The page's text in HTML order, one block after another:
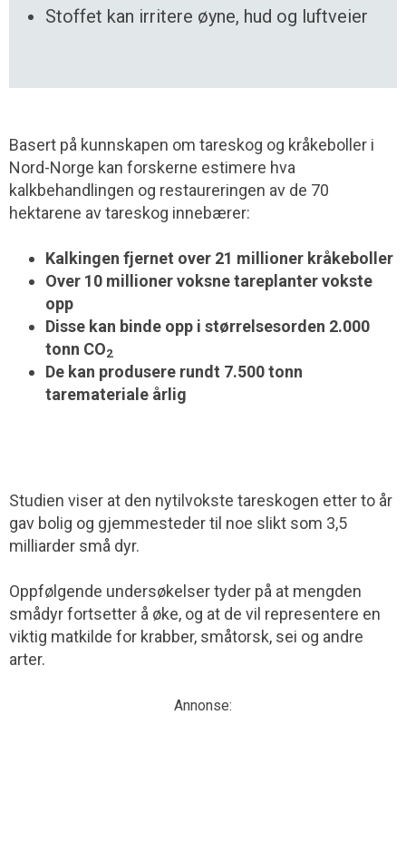
Stoffet kan irritere øyne, hud og luftveier
Basert på kunnskapen om tareskog og kråkeboller i
Nord-Norge kan forskerne estimere hva
kalkbehandlingen og restaureringen av de 70
hektarene av tareskog innebærer:
Kalkingen fjernet over 21 millioner kråkeboller
Over 10 millioner voksne tareplanter vokste
opp
Disse kan binde opp i størrelsesorden 2.000
tonn CO2
De kan produsere rundt 7.500 tonn
taremateriale årlig
Studien viser at den nytilvokste tareskogen etter to år
gav bolig og gjemmesteder til noe slikt som 3,5
milliarder små dyr.
Oppfølgende undersøkelser tyder på at mengden
smådyr fortsetter å øke, og at de vil representere en
viktig matkilde for krabber, småtorsk, sei og andre
arter.
Annonse: